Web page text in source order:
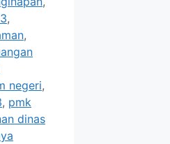
,
,
negeri,
, pmk
dinas